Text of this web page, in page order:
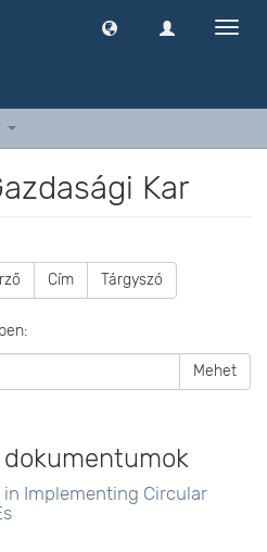
Kar
Cím Tárgyszó
Mehet
Implementing Circular